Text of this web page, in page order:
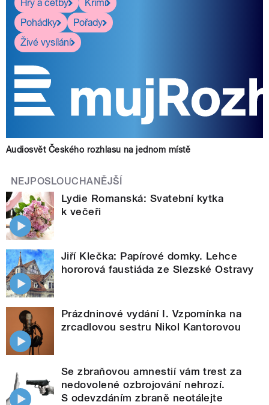
Hry a četby
Krimi
Pohádky
Pořady
Živé vysílání
Audiosvět Českého rozhlasu na jednom místě
NEJPOSLOUCHANĚJŠÍ
Lydie Romanská: Svatební kytka
k večeři
Jiří Klečka: Papírové domky. Lehce
hororová faustiáda ze Slezské Ostravy
Prázdninové vydání I. Vzpomínka na
zrcadlovou sestru Nikol Kantorovou
Se zbraňovou amnestií vám trest za
nedovolené ozbrojování nehrozí.
S odevzdáním zbraně neotálejte